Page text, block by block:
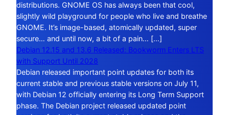
distributions. GNOME OS has always been that cool,
slightly wild playground for people who live and breathe
GNOME. It’s image-based, atomically updated, super
secure… and until now, a bit of a pain… […]
Debian 12.15 and 13.6 Released: Bookworm Enters LTS
with Support Until 2028
Debian released important point updates for both its
current stable and previous stable versions on July 11,
with Debian 12 officially entering its Long Term Support
phase. The Debian project released updated point